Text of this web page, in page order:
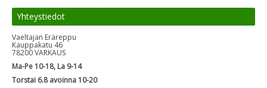
Yhteystiedot
Vaeltajan Eräreppu
Kauppakatu 46
78200 VARKAUS
Ma-Pe 10-18, La 9-14
Torstai 6.8 avoinna 10-20